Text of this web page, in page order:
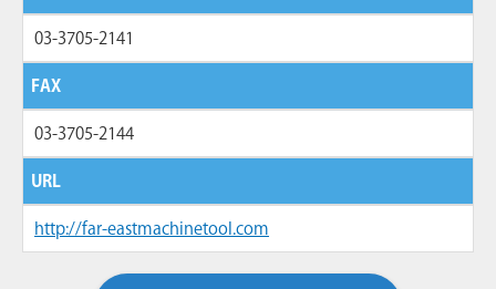
03-3705-2141
FAX
03-3705-2144
URL
http://far-eastmachinetool.com